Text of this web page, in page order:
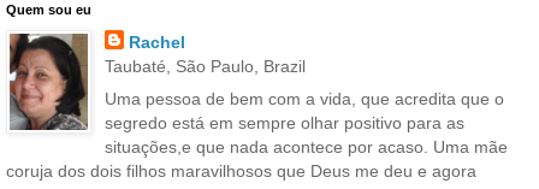
Quem sou eu
Rachel
Taubaté, São Paulo, Brazil
Uma pessoa de bem com a vida, que acredita que o
segredo está em sempre olhar positivo para as
situações,e que nada acontece por acaso. Uma mãe
coruja dos dois filhos maravilhosos que Deus me deu e agora